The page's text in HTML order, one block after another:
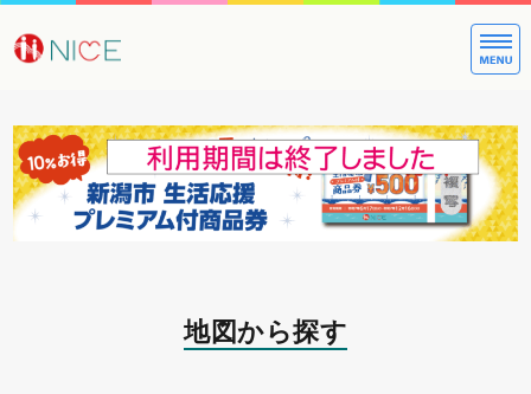
大切な方へ
地図から探す